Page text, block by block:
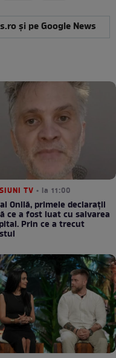
și pe Google News
TV • la 11:00
Onilă, primele declarații
ce a fost luat cu salvarea
Prin ce a trecut